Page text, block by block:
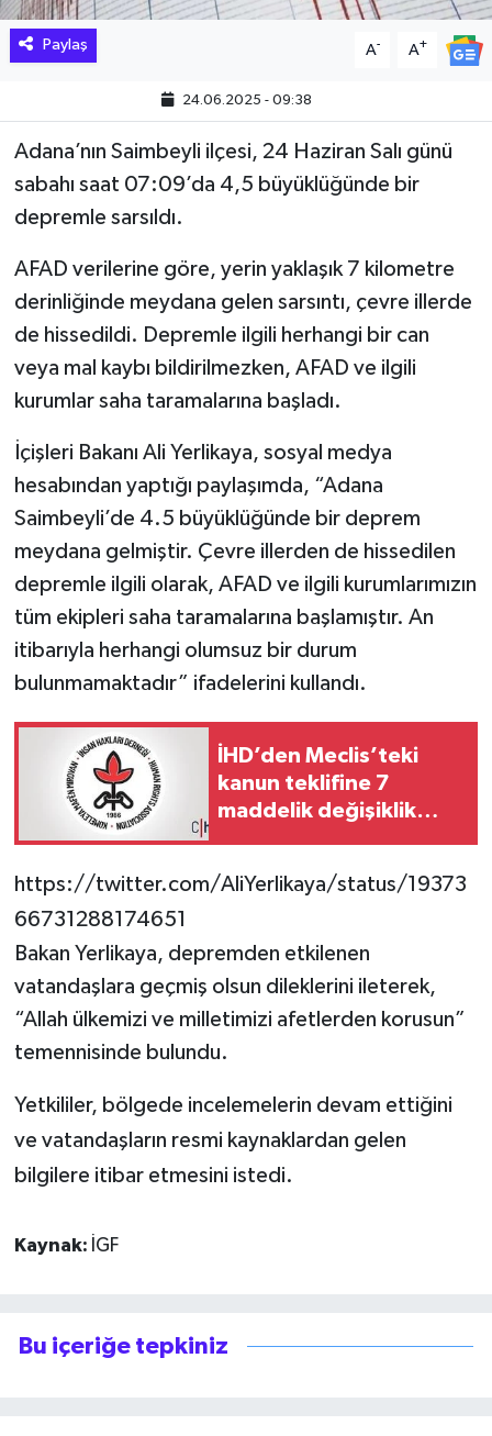
Paylaş A- A+
24.06.2025 - 09:38
Adana’nın Saimbeyli ilçesi, 24 Haziran Salı günü
sabahı saat 07:09’da 4,5 büyüklüğünde bir
depremle sarsıldı.
AFAD verilerine göre, yerin yaklaşık 7 kilometre
derinliğinde meydana gelen sarsıntı, çevre illerde
de hissedildi. Depremle ilgili herhangi bir can
veya mal kaybı bildirilmezken, AFAD ve ilgili
kurumlar saha taramalarına başladı.
İçişleri Bakanı Ali Yerlikaya, sosyal medya
hesabından yaptığı paylaşımda, “Adana
Saimbeyli’de 4.5 büyüklüğünde bir deprem
meydana gelmiştir. Çevre illerden de hissedilen
depremle ilgili olarak, AFAD ve ilgili kurumlarımızın
tüm ekipleri saha taramalarına başlamıştır. An
itibarıyla herhangi olumsuz bir durum
bulunmamaktadır” ifadelerini kullandı.
İHD’den Meclis’teki
kanun teklifine 7
maddelik değişiklik
https://twitter.com/AliYerlikaya/status/19373
66731288174651
Bakan Yerlikaya, depremden etkilenen
vatandaşlara geçmiş olsun dileklerini ileterek,
“Allah ülkemizi ve milletimizi afetlerden korusun”
temennisinde bulundu.
Yetkililer, bölgede incelemelerin devam ettiğini
ve vatandaşların resmi kaynaklardan gelen
bilgilere itibar etmesini istedi.
Kaynak: İGF
Bu içeriğe tepkiniz
MAGAZİN
POLİTİKA
REKLAM
SAĞLIK
SİYASET
SPOR
TEKNOLOJİ
YAŞAM